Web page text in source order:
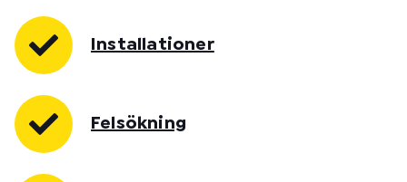
Installationer
Felsökning